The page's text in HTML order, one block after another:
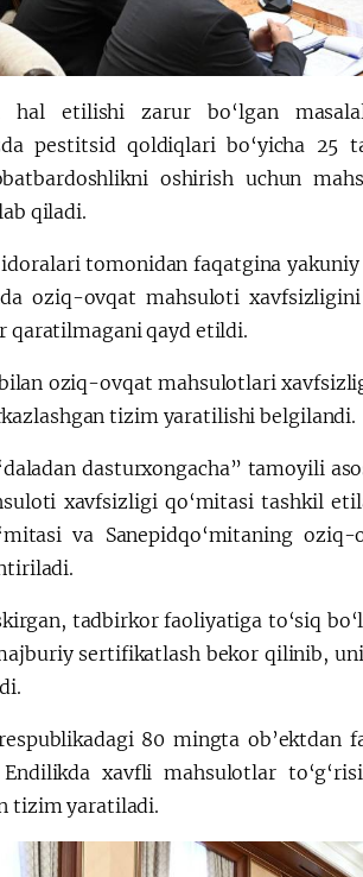
hal etilishi zarur bo‘lgan
pestitsid qoldiqlari bo‘yicha
oshirish uchun
qiladi.
tomonidan faqatgina
oziq-ovqat mahsuloti
qaratilmagani qayd etildi.
oziq-ovqat mahsulotlari
tizim yaratilishi belgilandi.
dasturxongacha” tamoyili
xavfsizligi qo‘mitasi tashkil
va Sanepidqo‘mitaning
tadbirkor faoliyatiga to‘siq
sertifikatlash bekor qilinib,
80 mingta ob’ektdan
Endilikda xavfli mahsulotlar
tizim yaratiladi.